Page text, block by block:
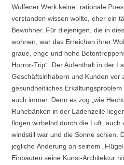
Wulfener Werk keine „rationale
verstanden wissen wollte, eher ein
Bewohner. Für diejenigen, die in
wohnen, war das Erreichen ihrer
graue, enge und hohe
Horror-Trip“. Der Aufenthalt in der
Geschäftsinhabern und Kunden vor
gesundheitliches
auch immer. Denn es zog „wie
Ruhebänken in der Ladenzeile
flogen wirbelnd durch die Luft, auch
windstill war und die Sonne schien.
jegliche Änderung an seinem
Einbauten seine Kunst-Architektur